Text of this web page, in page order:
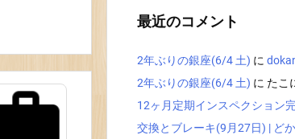
最近のコメント
2年ぶりの銀座(6/4 土) に
2年ぶりの銀座(6/4 土) に たこ
12ヶ月定期インスペクション
交換とブレーキ(9月27日) | ど